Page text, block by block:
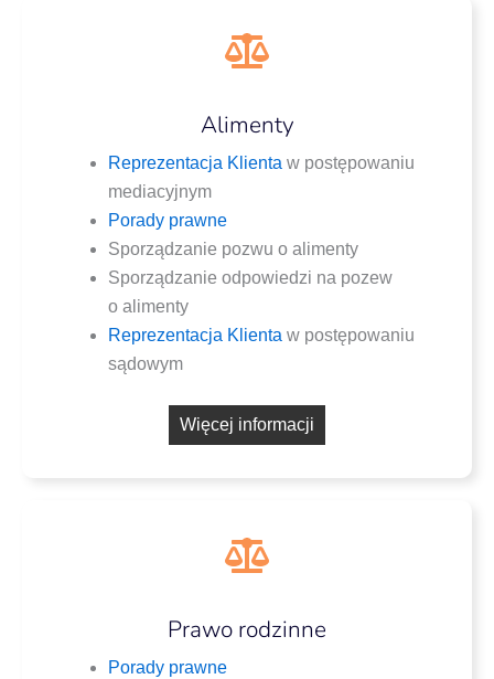
Alimenty
Repre­zen­ta­cja Klien­ta w postę­po­wa­niu
mediacyjnym
Pora­dy prawne
Spo­rzą­dza­nie pozwu o alimenty
Spo­rzą­dza­nie odpo­wie­dzi na pozew
o alimenty
Repre­zen­ta­cja Klien­ta w postę­po­wa­niu
sądowym
Wię­cej informacji
Prawo rodzinne
Pora­dy prawne